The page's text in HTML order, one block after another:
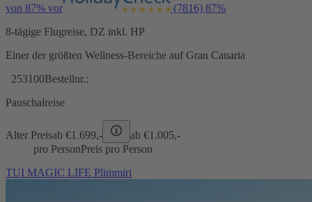
von 87% vor (7816) 87%
8-tägige Flugreise, DZ inkl. HP
Einer der größten Wellness-Bereiche auf Gran Canaria
253100Bestellnr.:
Pauschalreise
Alter Preisab €1.699,- ab €1.005,-
pro PersonPreis pro Person
TUI MAGIC LIFE Plimmiri